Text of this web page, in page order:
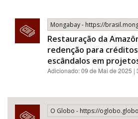
Mongabay - https://
Restauração da
redenção para
escândalos em projetos
Adicionado: 09 de Mai de 2025 |
O Globo - https://